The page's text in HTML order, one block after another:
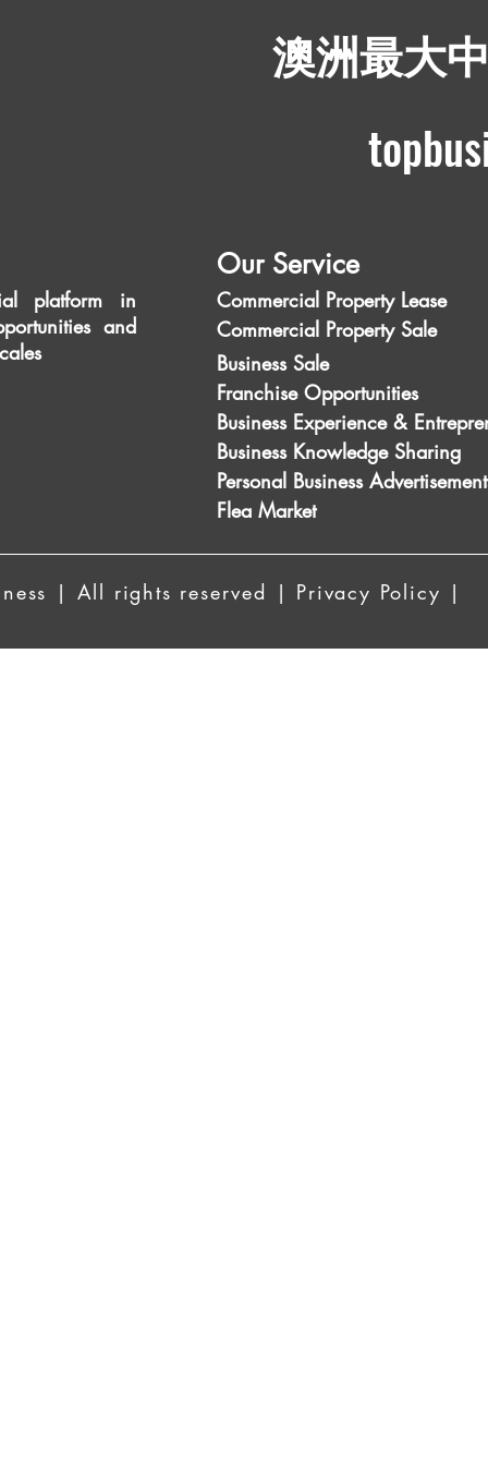
澳洲最大
platform in
and
Our Service
Commercial Property Lease
Commercial Property Sale
Business Sale
Franchise Opportunities
Business Experience &
Business Knowledge Sharing
Personal Business
Flea Market
| All rights reserved | Privacy Policy |